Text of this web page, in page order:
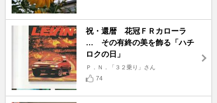
祝・還暦 花冠ＦＲカローラ
… その有終の美を飾る「ハチ
ロクの日」
Ｐ．Ｎ．「３２乗り」さん
74